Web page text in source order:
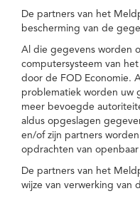
De partners van het
bescherming van de
Al die gegevens worden
computersysteem van
door de FOD Economie.
problematiek worden uw
meer bevoegde
aldus opgeslagen
en/of zijn partners
opdrachten van
De partners van het
wijze van verwerking van